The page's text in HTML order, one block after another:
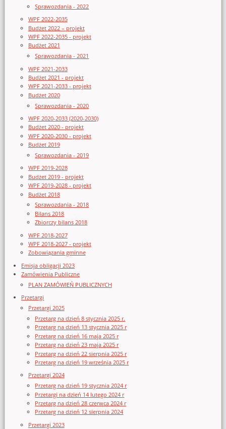
Sprawozdania - 2022
WPF 2022-2035
Budżet 2022 – projekt
WPF 2022-2035 - projekt
Budżet 2021
Sprawozdania - 2021
WPF 2021-2033
Budżet 2021 - projekt
WPF 2021-2033 - projekt
Budżet 2020
Sprawozdania - 2020
WPF 2020-2033 (2020-2030)
Budżet 2020 - projekt
WPF 2020-2030 - projekt
Budżet 2019
Sprawozdania - 2019
WPF 2019-2028
Budżet 2019 - projekt
WPF 2019-2028 - projekt
Budżet 2018
Sprawozdania - 2018
Bilans 2018
Zbiorczy bilans 2018
WPF 2018-2027
WPF 2018-2027 - projekt
Zobowiązania gminne
Emisja obligacji 2023
Zamówienia Publiczne
PLAN ZAMÓWIEŃ PUBLICZNYCH
Przetargi
Przetargi 2025
Przetarg na dzień 8 stycznia 2025 r.
Przetarg na dzień 13 stycznia 2025 r
Przetarg na dzień 16 maja 2025 r
Przetarg na dzień 23 maja 2025 r
Przetarg na dzień 22 sierpnia 2025 r
Przetarg na dzień 19 września 2025 r
Przetargi 2024
Przetarg na dzień 19 stycznia 2024 r
Przetargi na dzień 14 lutego 2024 r
Przetarg na dzień 28 czerwca 2024 r
Przetarg na dzień 12 sierpnia 2024
Przetargi 2023